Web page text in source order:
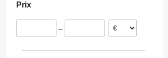
Autriche
Prix
–